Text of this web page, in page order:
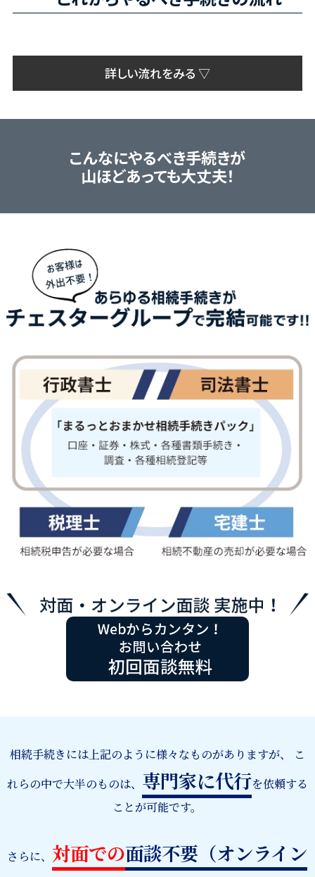
詳しい流れをみる ▽
こんなにやるべき手続きが
山ほどあっても大丈夫！
相続手続きには上記のように様々なものがありますが、
こ
れらの中で大半のものは、 専門家に代行を依頼する
ことが可能です。
さらに、 対面での面談不要（オンライン